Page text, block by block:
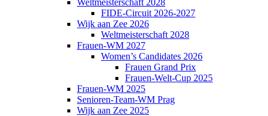
Weltmeisterschaft 2028
FIDE-Circuit 2026-2027
Wijk aan Zee 2026
Weltmeisterschaft 2028
Frauen-WM 2027
Women’s Candidates 2026
Frauen Grand Prix
Frauen-Welt-Cup 2025
Frauen-WM 2025
Senioren-Team-WM Prag
Wijk aan Zee 2025